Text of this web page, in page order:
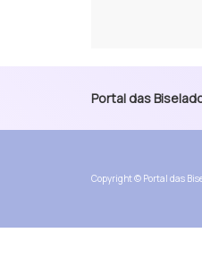
Portal das
Copyright © Portal das